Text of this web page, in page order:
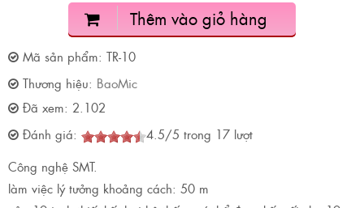
Thêm vào giỏ hàng
Mã sản phẩm: TR-10
Thương hiệu: BaoMic
Đã xem: 2.102
Đánh giá:
4.5/5 trong 17 lượt
Công nghệ SMT.
làm việc lý tưởng khoảng cách: 50 m